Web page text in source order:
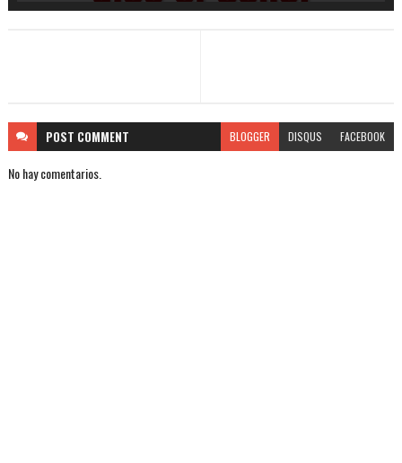
POST COMMENT BLOGGER DISQUS FACEBOOK
No hay comentarios.